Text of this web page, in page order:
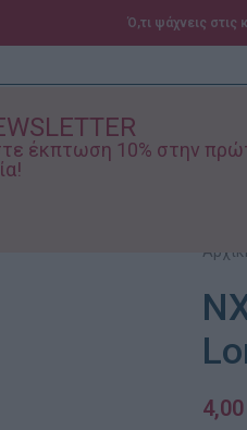
έκπτωση 10% στην
Ό,τι ψάχνεις στις
4,00